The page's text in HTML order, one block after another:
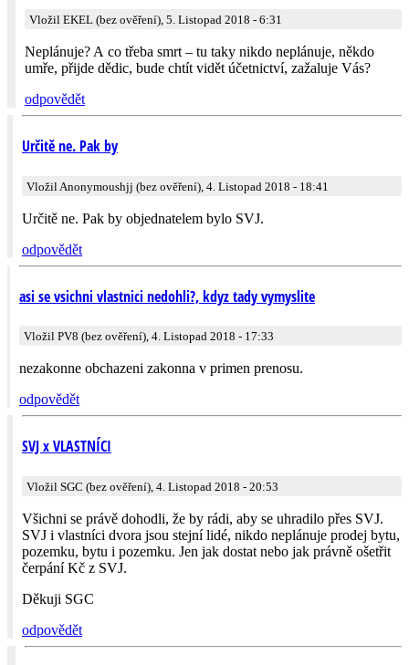
Vložil EKEL (bez ověření), 5. Listopad 2018 - 6:31
Neplánuje? A co třeba smrt – tu taky nikdo neplánuje, někdo
umře, přijde dědic, bude chtít vidět účetnictví, zažaluje Vás?
odpovědět
Určitě ne. Pak by
Vložil Anonymoushjj (bez ověření), 4. Listopad 2018 - 18:41
Určitě ne. Pak by objednatelem bylo SVJ.
odpovědět
asi se vsichni vlastnici nedohli?, kdyz tady vymyslite
Vložil PV8 (bez ověření), 4. Listopad 2018 - 17:33
nezakonne obchazeni zakonna v primen prenosu.
odpovědět
SVJ x VLASTNÍCI
Vložil SGC (bez ověření), 4. Listopad 2018 - 20:53
Všichni se právě dohodli, že by rádi, aby se uhradilo přes SVJ.
SVJ i vlastníci dvora jsou stejní lidé, nikdo neplánuje prodej bytu,
pozemku, bytu i pozemku. Jen jak dostat nebo jak právně ošetřit
čerpání Kč z SVJ.
Děkuji SGC
odpovědět